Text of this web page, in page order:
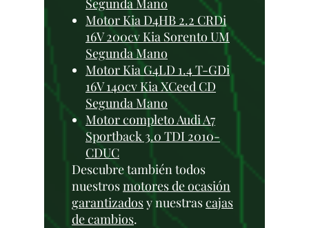
Segunda Mano
Motor Kia D4HB 2.2 CRDi
16V 200cv Kia Sorento UM
Segunda Mano
Motor Kia G4LD 1.4 T-GDi
16V 140cv Kia XCeed CD
Segunda Mano
Motor completo Audi A7
Sportback 3.0 TDI 2010-
CDUC
Descubre también todos
nuestrosmotores de ocasión
garantizadosy nuestrascajas
de cambios.